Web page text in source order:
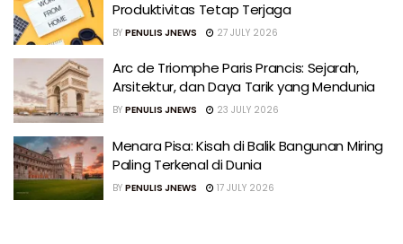
Produktivitas Tetap Terjaga
BY PENULIS JNEWS 27 JULY 2026
Arc de Triomphe Paris Prancis: Sejarah,
Arsitektur, dan Daya Tarik yang Mendunia
BY PENULIS JNEWS 23 JULY 2026
Menara Pisa: Kisah di Balik Bangunan Miring
Paling Terkenal di Dunia
BY PENULIS JNEWS 17 JULY 2026